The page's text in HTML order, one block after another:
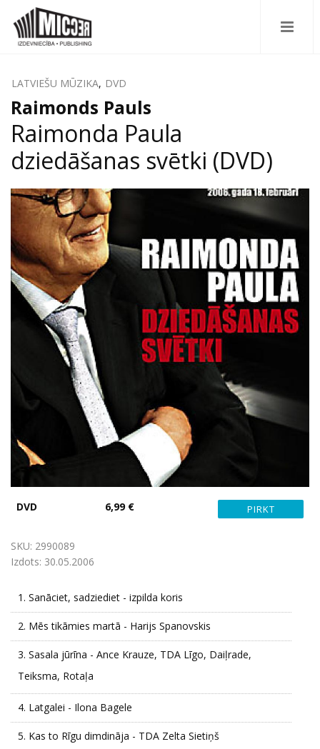
LATVIEŠU MŪZIKA, DVD
Raimonds Pauls
Raimonda Paula
dziedāšanas svētki (DVD)
DVD 6,99 €
SKU: 2990089
Izdots: 30.05.2006
1. Sanāciet, sadziediet - izpilda koris
2. Mēs tikāmies martā - Harijs Spanovskis
3. Sasala jūrīna - Ance Krauze, TDA Līgo, Daiļrade,
Teiksma, Rotaļa
4. Latgalei - Ilona Bagele
5. Kas to Rīgu dimdināja - TDA Zelta Sietiņš